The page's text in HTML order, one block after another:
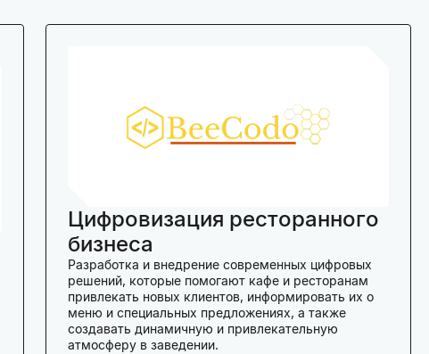
Цифровизация ресторанного
бизнеса
Разработка и внедрение современных цифровых
решений, которые помогают кафе и ресторанам
привлекать новых клиентов, информировать их о
меню и специальных предложениях, а также
создавать динамичную и привлекательную
атмосферу в заведении.